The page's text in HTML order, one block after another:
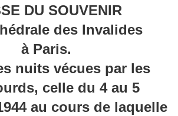
DU SOUVENIR
des Invalides
à Paris.
nuits vécues par les
celle du 4 au 5
au cours de laquelle